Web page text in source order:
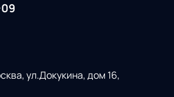
ул.Докукина, дом 16,